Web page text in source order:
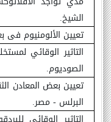
الشيخ.
تعيين الألومنيوم
التاثير الوقائي
الصوديوم.
تعيين بعض المعادن
البرلس - مصر.